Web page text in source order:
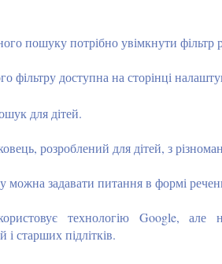
пошуку потрібно увімкнути фільтр
фільтру доступна на сторінці
для дітей.
розроблений для дітей, з
можна задавати питання в формі
технологію Google,
підлітків.